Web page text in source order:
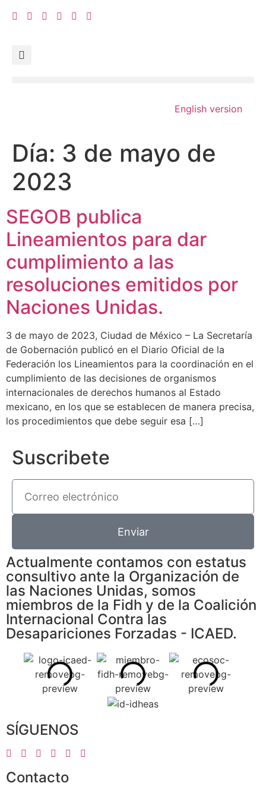
English version
Día: 3 de mayo de
2023
SEGOB publica
Lineamientos para dar
cumplimiento a las
resoluciones emitidos por
Naciones Unidas.
3 de mayo de 2023, Ciudad de México – La Secretaría
de Gobernación publicó en el Diario Oficial de la
Federación los Lineamientos para la coordinación en el
cumplimiento de las decisiones de organismos
internacionales de derechos humanos al Estado
mexicano, en los que se establecen de manera precisa,
los procedimientos que debe seguir esa […]
Suscribete
Enviar
Actualmente contamos con estatus
consultivo ante la Organización de
las Naciones Unidas, somos
miembros de la Fidh y de la Coalición
Internacional Contra las
Desapariciones Forzadas - ICAED.
SÍGUENOS
Contacto